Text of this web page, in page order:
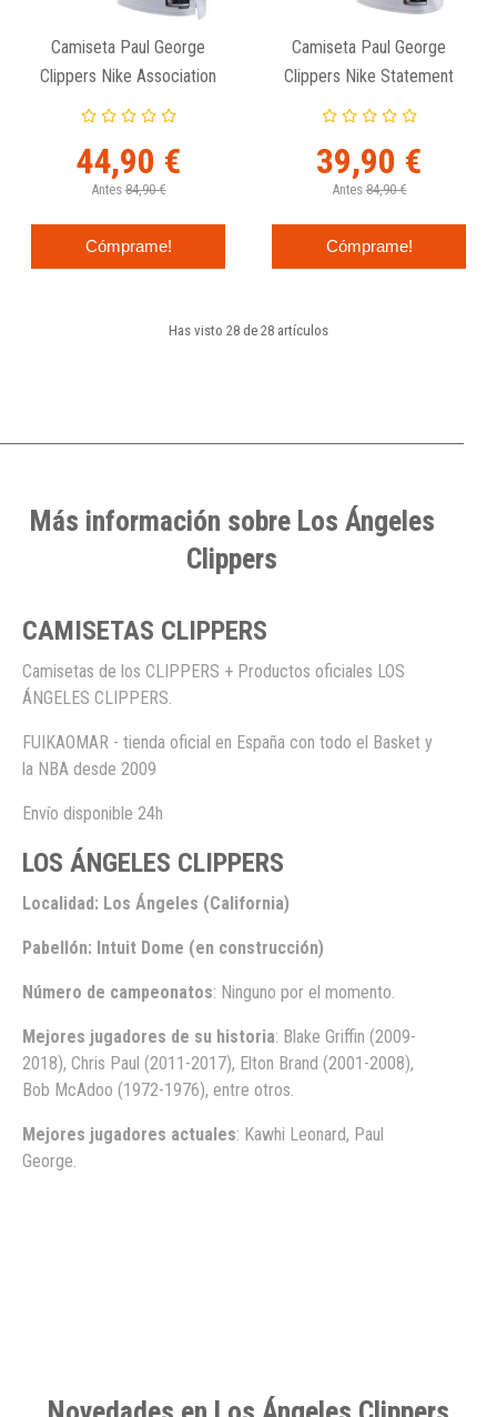
Camiseta Paul George
Clippers Nike Association
Edition Junior
44,90 €
Antes 84,90 €
Cómprame!
Camiseta Paul George
Clippers Nike Statement
Edition Junior
39,90 €
Antes 84,90 €
Cómprame!
Has visto 28 de 28 artículos
Más información sobre Los Ángeles
Clippers
CAMISETAS CLIPPERS
Camisetas de los CLIPPERS + Productos oficiales LOS
ÁNGELES CLIPPERS.
FUIKAOMAR - tienda oficial en España con todo el Basket y
la NBA desde 2009
Envío disponible 24h
LOS ÁNGELES CLIPPERS
Localidad: Los Ángeles (California)
Pabellón: Intuit Dome (en construcción)
Número de campeonatos: Ninguno por el momento.
Mejores jugadores de su historia: Blake Griffin (2009-
2018), Chris Paul (2011-2017), Elton Brand (2001-2008),
Bob McAdoo (1972-1976), entre otros.
Mejores jugadores actuales: Kawhi Leonard, Paul
George.